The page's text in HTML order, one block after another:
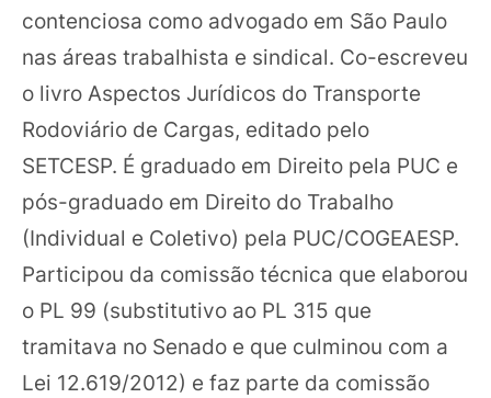
contenciosa como advogado em São Paulo
nas áreas trabalhista e sindical. Co-escreveu
o livro Aspectos Jurídicos do Transporte
Rodoviário de Cargas, editado pelo
SETCESP. É graduado em Direito pela PUC e
pós-graduado em Direito do Trabalho
(Individual e Coletivo) pela PUC/COGEAESP.
Participou da comissão técnica que elaborou
o PL 99 (substitutivo ao PL 315 que
tramitava no Senado e que culminou com a
Lei 12.619/2012) e faz parte da comissão